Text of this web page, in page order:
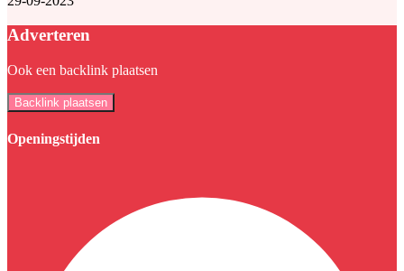
Adverteren
Ook een backlink plaatsen
Backlink plaatsen
Openingstijden